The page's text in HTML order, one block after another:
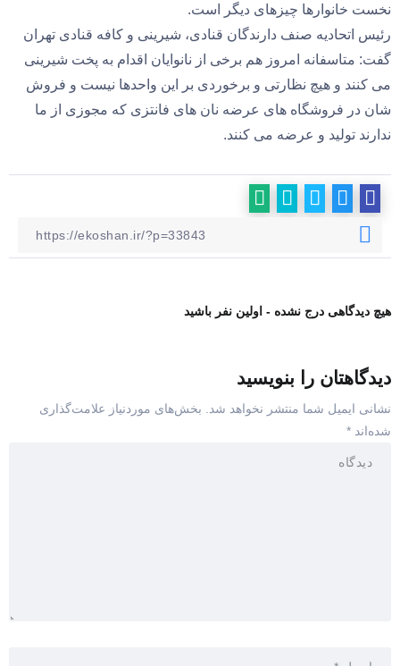
نخست خانوارها چیزهای دیگر است.
رئیس اتحادیه صنف دارندگان قنادی، شیرینی و کافه قنادی تهران
گفت: متاسفانه امروز هم برخی از نانوایان اقدام به پخت شیرینی
می کنند و هیچ نظارتی و برخوردی بر این واحدها نیست و فروش
شان در فروشگاه های عرضه نان های فانتزی که مجوزی از ما
ندارند تولید و عرضه می کنند.
هیچ دیدگاهی درج نشده - اولین نفر باشید
دیدگاهتان را بنویسید
نشانی ایمیل شما منتشر نخواهد شد.
بخش‌های موردنیاز علامت‌گذاری
شده‌اند *